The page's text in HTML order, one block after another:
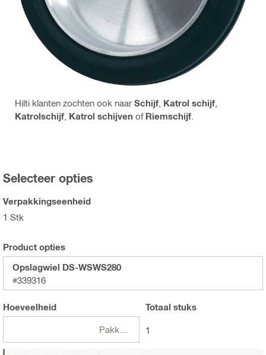
Hilti klanten zochten ook naar Schijf Katrol schijf
Katrolschijf Katrol schijven of Riemschijf
Selecteer opties
Verpakkingseenheid
1 Stk
Product opties
Opslagwiel DS-WSWS280
#339316
Hoeveelheid
Pakketten
Totaal stuks
1